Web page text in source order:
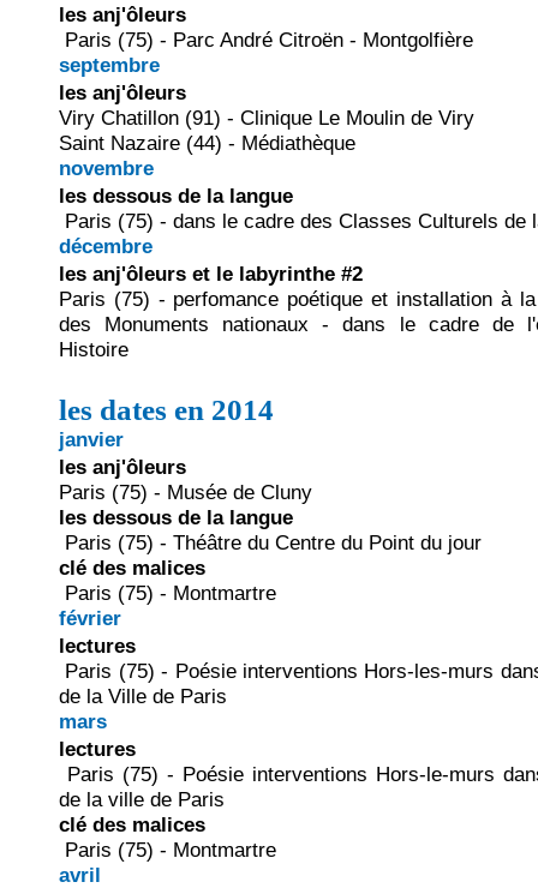
les anj'ôleurs
Paris (75) - Parc André Citroën - Montgolfière
septembre
les anj'ôleurs
Viry Chatillon (91) - Clinique Le Moulin de Viry
Saint Nazaire (44) - Médiathèque
novembre
les dessous de la langue
Paris (75) - dans le cadre des Classes Culturels de
décembre
les anj'ôleurs et le labyrinthe #2
Paris (75) - perfomance poétique et installation à
des Monuments nationaux - dans le cadre de
Histoire
les dates en 2014
janvier
les anj'ôleurs
Paris (75) - Musée de Cluny
les dessous de la langue
Paris (75) - Théâtre du Centre du Point du jour
clé des malices
Paris (75) - Montmartre
février
lectures
Paris (75) - Poésie interventions Hors-les-murs
de la Ville de Paris
mars
lectures
Paris (75) - Poésie interventions Hors-le-murs
de la ville de Paris
clé des malices
Paris (75) - Montmartre
avril